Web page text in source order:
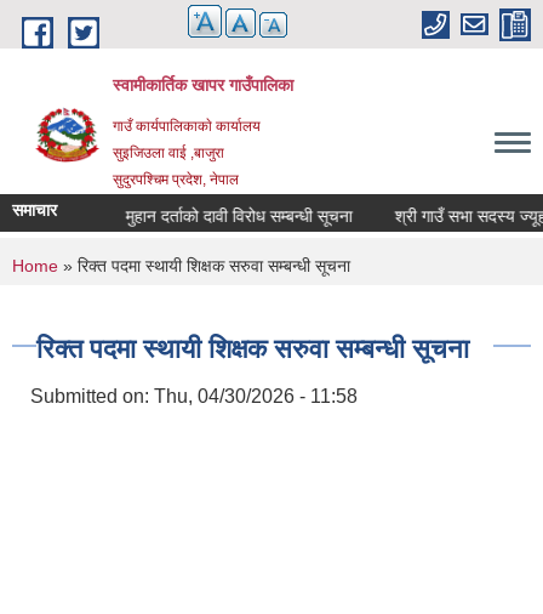
Skip to main content
स्वामीकार्तिक खापर गाउँपालिका
गाउँ कार्यपालिकाकाे कार्यालय
सुइजिउला वाई ,बाजुरा
सुदुरपश्चिम प्रदेश, नेपाल
समाचार
सूचना मुहान दर्ताको दावी विरोध सम्बन्धी सूचना श्री
You are here
Home » रिक्त पदमा स्थायी शिक्षक सरुवा सम्बन्धी सूचना
रिक्त पदमा स्थायी शिक्षक सरुवा सम्बन्धी सूचना
Submitted on: Thu, 04/30/2026 - 11:58